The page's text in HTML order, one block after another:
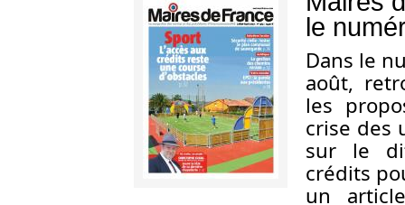
le
Dans le
août,
les
crise des
sur le
crédits
un